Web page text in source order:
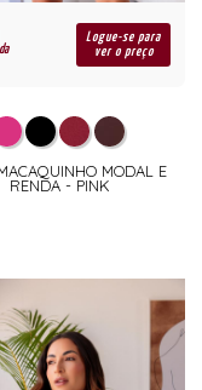
Logue-se para
ver o preço
MODAL E
RENDA - PINK